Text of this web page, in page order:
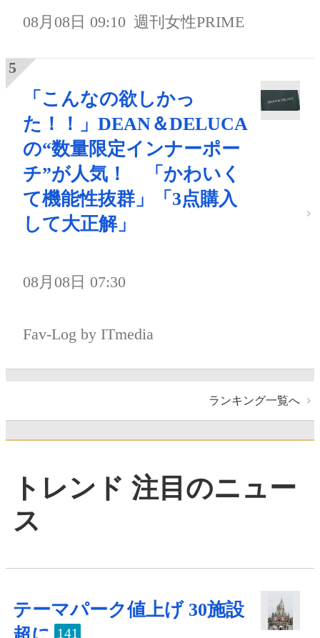
08月08日 09:10 週刊女性PRIME
「こんなの欲しかっ
た！！」DEAN＆DELUCA
の“数量限定インナーポー
チ”が人気！ 「かわいく
て機能性抜群」「3点購入
して大正解」
08月08日 07:30
Fav-Log by ITmedia
ランキング一覧へ
トレンド 注目のニュー
ス
テーマパーク値上げ 30施設
141